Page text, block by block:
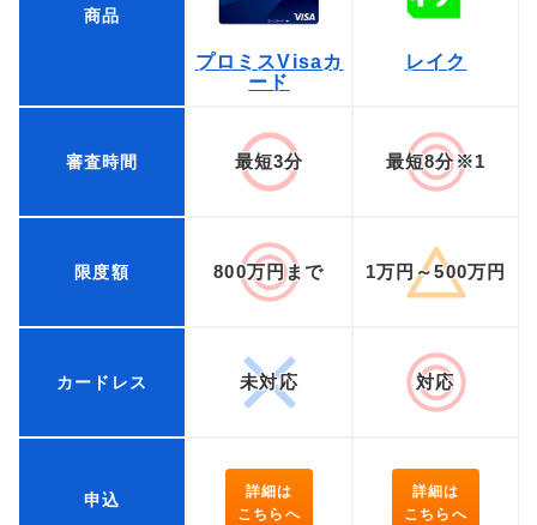
商品
プロミスVisaカ
ード
レイク
審査時間 最短3分 最短8分※1
限度額 800万円まで 1万円～500万円
カードレス 未対応 対応
申込
詳細は
こちらへ
詳細は
こちらへ